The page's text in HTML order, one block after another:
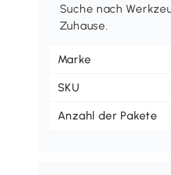
Suche nach
Zuhause.
Marke
SKU
Anzahl der Pakete